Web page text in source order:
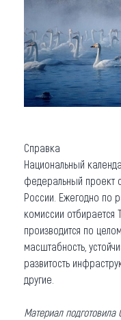
Справка
Национальный
федеральный проект
России. Ежегодно по
комиссии отбирается
производится по
масштабность,
развитость
другие.
Материал подготовила